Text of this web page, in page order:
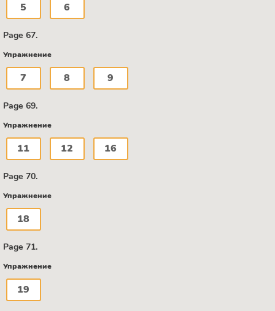
5 6
Page 67.
Упражнение
7 8 9
Page 69.
Упражнение
11 12 16
Page 70.
Упражнение
18
Page 71.
Упражнение
19